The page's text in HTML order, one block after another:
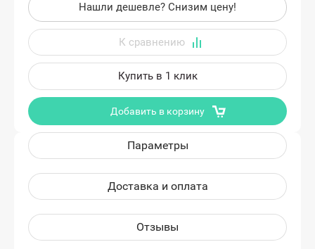
Нашли дешевле? Снизим цену!
Добавить в корзину
Купить в 1 клик
Параметры
Доставка и оплата
Отзывы